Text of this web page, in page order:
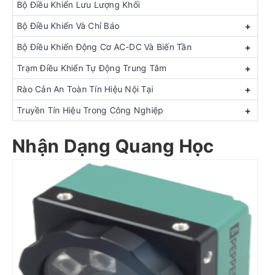
Bộ Điều Khiển Lưu Lượng Khối
Bộ Điều Khiển Và Chỉ Báo +
Bộ Điều Khiển Động Cơ AC-DC Và Biến Tần +
Trạm Điều Khiển Tự Động Trung Tâm +
Rào Cản An Toàn Tín Hiệu Nội Tại +
Truyền Tín Hiệu Trong Công Nghiệp +
Nhận Dạng Quang Học